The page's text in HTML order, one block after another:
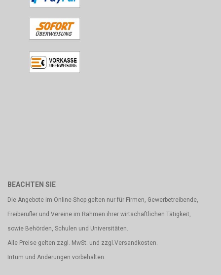
BEACHTEN SIE
Die Angebote im Online-Shop gelten nur für Firmen, Gewerbetreibende,
Freiberufler und Vereine im Rahmen ihrer wirtschaftlichen Tätigkeit,
sowie Behörden, Schulen und Universitäten.
Alle Preise gelten zzgl. MwSt. und zzgl.Versandkosten.
Irrtum und Änderungen vorbehalten.